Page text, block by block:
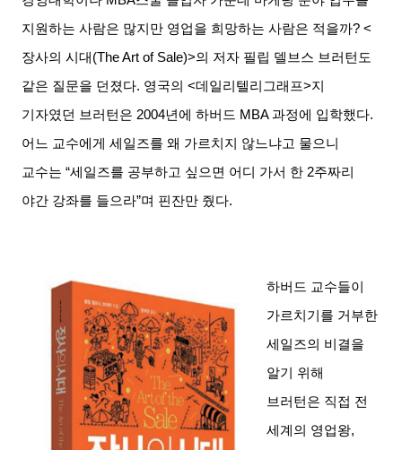
지원하는 사람은 많지만 영업을 희망하는 사람은 적을까? <
장사의 시대 (The Art of Sale)>의 저자 필립 델브스 브러턴도
같은 질문을 던졌다. 영국의 <데일리텔리그래프>지
기자였던 브러턴은 2004년에 하버드 MBA과정에 입학했다.
어느 교수에게 세일즈를 왜 가르치지 않느냐고 물으니
교수는 “세일즈를 공부하고 싶으면 어디 가서 한 2주짜리
야간 강좌를 들으라”며 핀잔만 줬다.
하버드 교수들이
가르치기를 거부한
세일즈의 비결을
알기 위해
브러턴은 직접 전
세계의 영업왕,